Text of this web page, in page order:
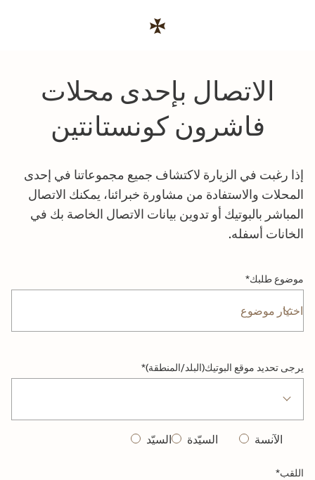
الاتصال بإحدى محلات
فاشرون كونستانتين
إذا رغبت في الزيارة لاكتشاف جميع مجموعاتنا في إحدى
المحلات والاستفادة من مشاورة خبرائنا، يمكنك الاتصال
المباشر بالبوتيك أو تدوين بيانات الاتصال الخاصة بك في
الخانات أسفله.
موضوع طلبك*
اختيار موضوع
يرجى تحديد موقع البوتيك(البلد/المنطقة)*
الآنسة السيّدة السيّد
اللقب*